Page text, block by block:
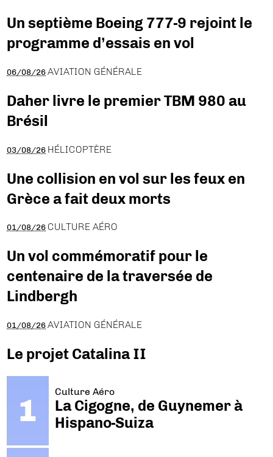
Un septième Boeing 777-9 rejoint le
programme d’essais en vol
06/08/26 AVIATION GÉNÉRALE
Daher livre le premier TBM 980 au
Brésil
03/08/26 HÉLICOPTÈRE
Une collision en vol sur les feux en
Grèce a fait deux morts
01/08/26 CULTURE AÉRO
Un vol commémoratif pour le
centenaire de la traversée de
Lindbergh
01/08/26 AVIATION GÉNÉRALE
Le projet Catalina II
Culture Aéro
La Cigogne, de Guynemer à
Hispano-Suiza